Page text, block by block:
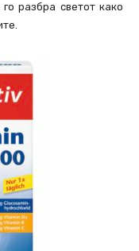
разбра светот како